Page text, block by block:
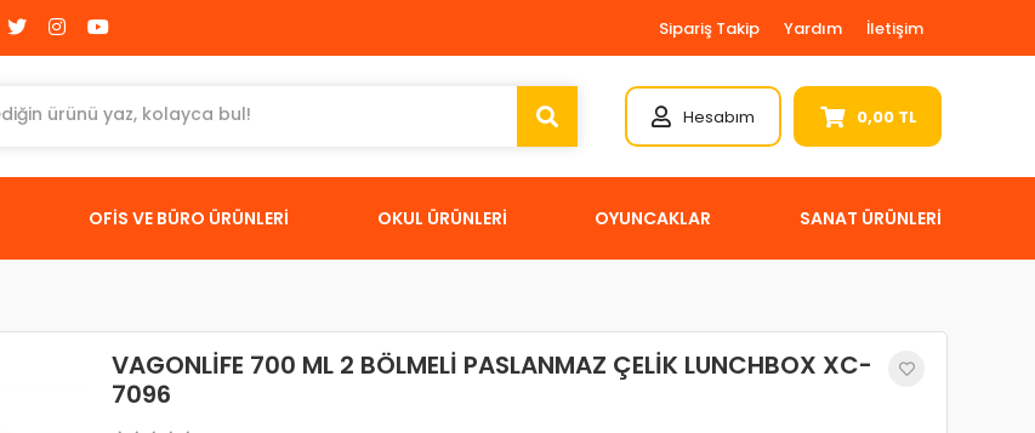
Sipariş Takip Yardım İletişim
Hesabım 0,00 TL
OFİS VE BÜRO ÜRÜNLERİ OKUL ÜRÜNLERİ OYUNCAKLAR SANAT ÜRÜNLERİ
VAGONLİFE 700 ML 2 BÖLMELİ PASLANMAZ ÇELİK LUNCHBOX XC-
7096